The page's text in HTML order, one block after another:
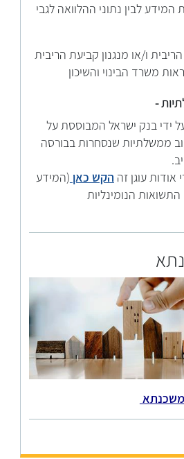
לבין נתוני ההלוואה לגבי
ו/או מנגנון קביעת הריבית
משרד הבינוי והשיכון
-
ידי בנק ישראל המבוססת על
ממשלתיות שנסחרות בבורסה
אודות עוגן זה הקש כאן (המידע
הנומינליות
משכנתא